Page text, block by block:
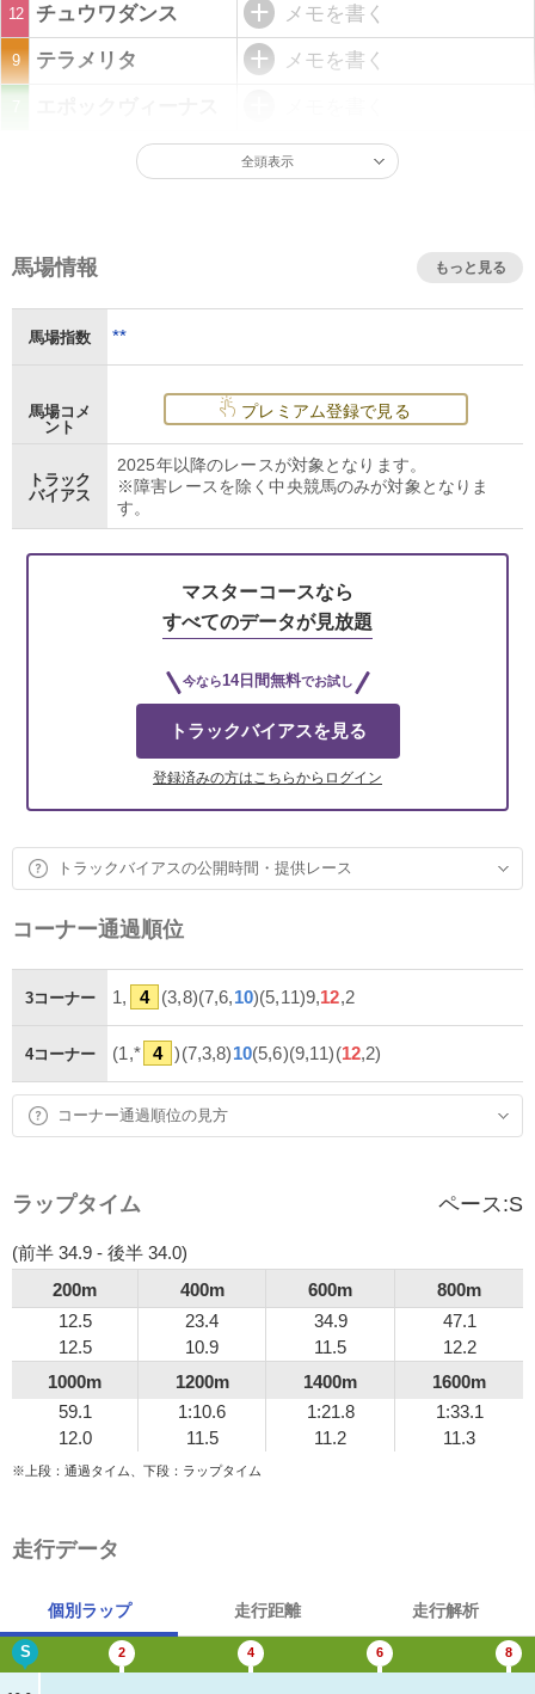
12 チュウワダンス メモを書く
9 テラメリタ メモを書く
全頭表示
馬場情報 もっと見る
馬場指数 **
馬場コメ
ント
プレミアム登録で見る
トラック
バイアス
2025年以降のレースが対象となります。
※障害レースを除く中央競馬のみが対象となりま
す。
マスターコースなら
すべてのデータが見放題
今なら14日間無料でお試し
トラックバイアスを見る
登録済みの方はこちらからログイン
トラックバイアスの公開時間・提供レース
コーナー通過順位
3コーナー 1, 4 (3,8)(7,6,10)(5,11)9,12,2
4コーナー (1,* 4 )(7,3,8)10(5,6)(9,11)(12,2)
コーナー通過順位の見方
ラップタイム ペース:S
(前半 34.9 - 後半 34.0)
200m
400m 600m
800m
12.5
12.5
23.4
10.9
34.9
11.5
47.1
12.2
1000m
1200m 1400m
1600m
59.1
12.0
1:10.6
11.5
1:21.8
11.2
1:33.1
11.3
※上段：通過タイム、下段：ラップタイム
走行データ
個別ラップ 走行距離 走行解析
S 2 4 6 8